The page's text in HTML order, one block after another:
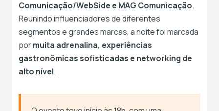
Comunicação/WebSide e MAG Comunicação.
Reunindo influenciadores de diferentes
segmentos e grandes marcas, a noite foi marcada
pormuita adrenalina, experiências
gastronômicas sofisticadas e networking de
alto nível.